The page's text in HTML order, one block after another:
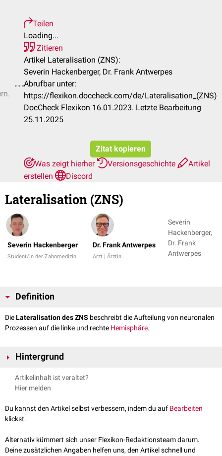
Teilen
Loading...
Zitieren
Artikel Lateralisation (ZNS):
Severin Hackenberger, Dr. Frank Antwerpes
Abrufbar unter:
https://flexikon.doccheck.com/de/Lateralisation_(ZNS)
DocCheck Flexikon 16.01.2023. Letzte Bearbeitung
25.11.2025
Zitat kopieren
Was zeigt hierher
Versionsgeschichte
Artikel
erstellen
Discord
Lateralisation (ZNS)
Severin Hackenberger
Student/in der Zahnmedizin
Dr. Frank Antwerpes
Arzt | Ärztin
Severin
Hackenberger,
Dr. Frank
Antwerpes
Definition
DieLateralisation des ZNS beschreibt die Aufteilung von neuronalen
Prozessen auf die linke und rechte Hemisphäre.
Hintergrund
Nicht alle Prozesse werden von beiden Seiten identisch ausgeführt,
sondern es gibt eine funktionelle Ungleichheit. Jede Hemisphäre erfährt
Artikelinhalt ist veraltet?
Hier melden
Du kannst den Artikel selbst verbessern, indem du auf Bearbeiten
klickst.
Alternativ kümmert sich unser Flexikon-Redaktionsteam darum.
Deine zusätzlichen Angaben helfen uns, den Artikel schnell und